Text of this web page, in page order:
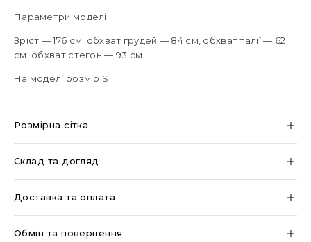
Параметри моделі:
Зріст — 176 см, обхват грудей — 84 см, обхват талії — 62
см, обхват стегон — 93 см.
На моделі розмір S
Розмірна сітка
Склад та догляд
Доставка та оплата
Обмін та повернення